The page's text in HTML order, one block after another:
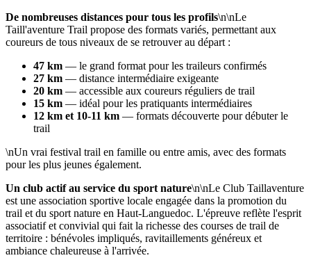
De nombreuses distances pour tous les profils\n\nLe
Taill'aventure Trail propose des formats variés, permettant aux
coureurs de tous niveaux de se retrouver au départ :
47 km — le grand format pour les traileurs confirmés
27 km — distance intermédiaire exigeante
20 km — accessible aux coureurs réguliers de trail
15 km — idéal pour les pratiquants intermédiaires
12 km et 10-11 km — formats découverte pour débuter le
trail
\nUn vrai festival trail en famille ou entre amis, avec des formats
pour les plus jeunes également.
Un club actif au service du sport nature\n\nLe Club Taillaventure
est une association sportive locale engagée dans la promotion du
trail et du sport nature en Haut-Languedoc. L'épreuve reflète l'esprit
associatif et convivial qui fait la richesse des courses de trail de
territoire : bénévoles impliqués, ravitaillements généreux et
ambiance chaleureuse à l'arrivée.